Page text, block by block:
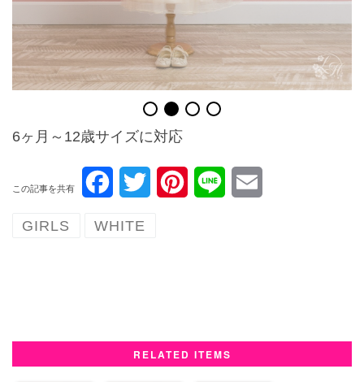
6ヶ月～12歳サイズに対応
この記事を共有
o r e
GIRLS WHITE
RELATED ITEMS